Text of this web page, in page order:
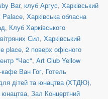
Bar, клуб Аргус, Харківський
Palace, Харківська обласна
, Клуб Харківського
Сил, Харківський
place, 2 поверх офісного
"Час", Art Club Yellow
Ван Гог, Готель
дітей та юнацтва (ХТДЮ),
юнацтва, Зал Концертний